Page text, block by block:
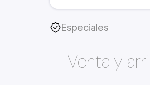
Especiales
Venta y